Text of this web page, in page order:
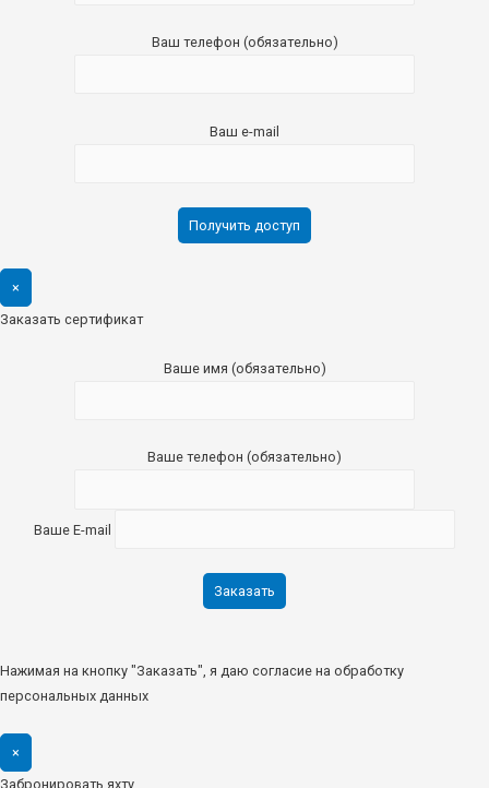
Ваш телефон (обязательно)
Ваш e-mail
×
Заказать сертификат
Ваше имя (обязательно)
Ваше телефон (обязательно)
Ваше E-mail
Нажимая на кнопку "Заказать", я даю согласие на обработку
персональных данных
×
Забронировать яхту